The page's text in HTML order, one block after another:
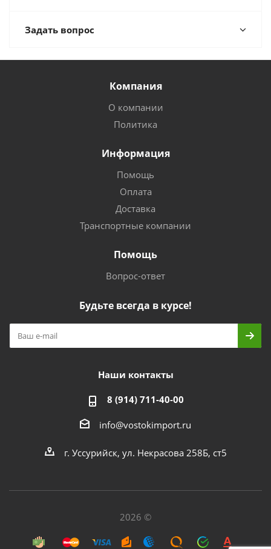
Задать вопрос
Компания
О компании
Политика
Информация
Помощь
Оплата
Доставка
Транспортные компании
Помощь
Вопрос-ответ
Будьте всегда в курсе!
Наши контакты
8 (914) 711-40-00
info@vostokimport.ru
г. Уссурийск, ул. Некрасова 258Б, ст5
2026 ©